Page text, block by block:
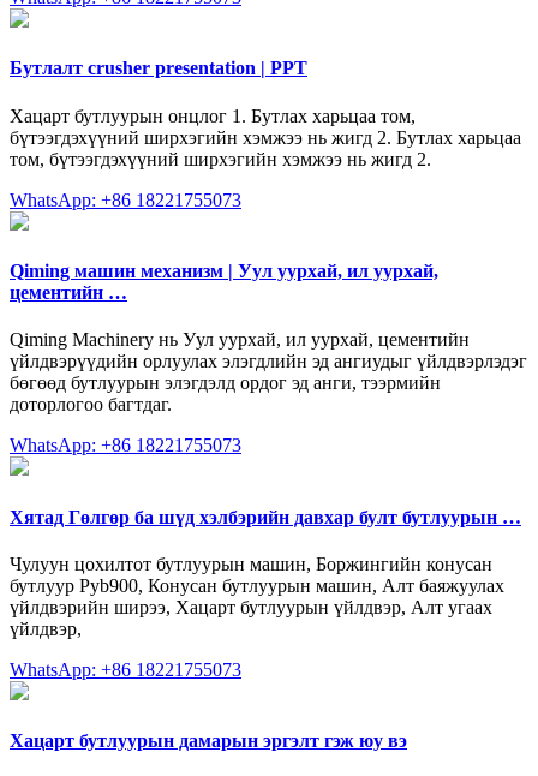
Бутлалт crusher presentation | PPT
Хацарт бутлуурын онцлог 1. Бутлах харьцаа том,
бүтээгдэхүүний ширхэгийн хэмжээ нь жигд 2. Бутлах харьцаа
том, бүтээгдэхүүний ширхэгийн хэмжээ нь жигд 2.
WhatsApp: +86 18221755073
Qiming машин механизм | Уул уурхай, ил уурхай,
цементийн …
Qiming Machinery нь Уул уурхай, ил уурхай, цементийн
үйлдвэрүүдийн орлуулах элэгдлийн эд ангиудыг үйлдвэрлэдэг
бөгөөд бутлуурын элэгдэлд ордог эд анги, тээрмийн
доторлогоо багтдаг.
WhatsApp: +86 18221755073
Хятад Гөлгөр ба шүд хэлбэрийн давхар булт бутлуурын …
Чулуун цохилтот бутлуурын машин, Боржингийн конусан
бутлуур Pyb900, Конусан бутлуурын машин, Алт баяжуулах
үйлдвэрийн ширээ, Хацарт бутлуурын үйлдвэр, Алт угаах
үйлдвэр,
WhatsApp: +86 18221755073
Хацарт бутлуурын дамарын эргэлт гэж юу вэ